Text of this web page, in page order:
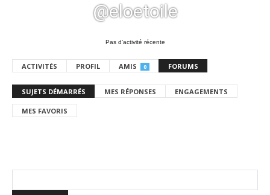
@eloetoile
Pas d’activité récente
ACTIVITÉS PROFIL AMIS 0 FORUMS
SUJETS DÉMARRÉS MES RÉPONSES ENGAGEMENTS
MES FAVORIS